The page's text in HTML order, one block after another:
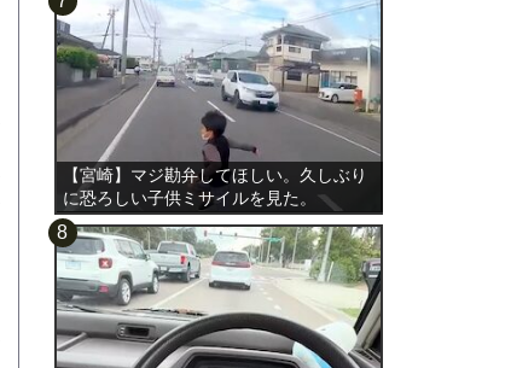
【宮崎】マジ勘弁してほしい。久しぶり
に恐ろしい子供ミサイルを見た。